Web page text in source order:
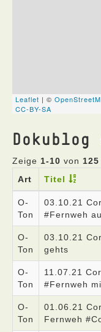
Zeige 1-10 von 125
Art
Titel
O-
Ton
03.10.21
#Fernweh
O-
Ton
03.10.21
gehts
O-
Ton
11.07.21
#Fernweh
O-
Ton
01.06.21
Fernweh